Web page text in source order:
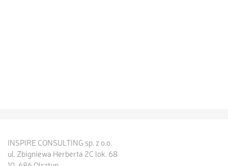
INSPIRE CONSULTING sp. z o.o.
ul. Zbigniewa Herberta 2C lok. 68